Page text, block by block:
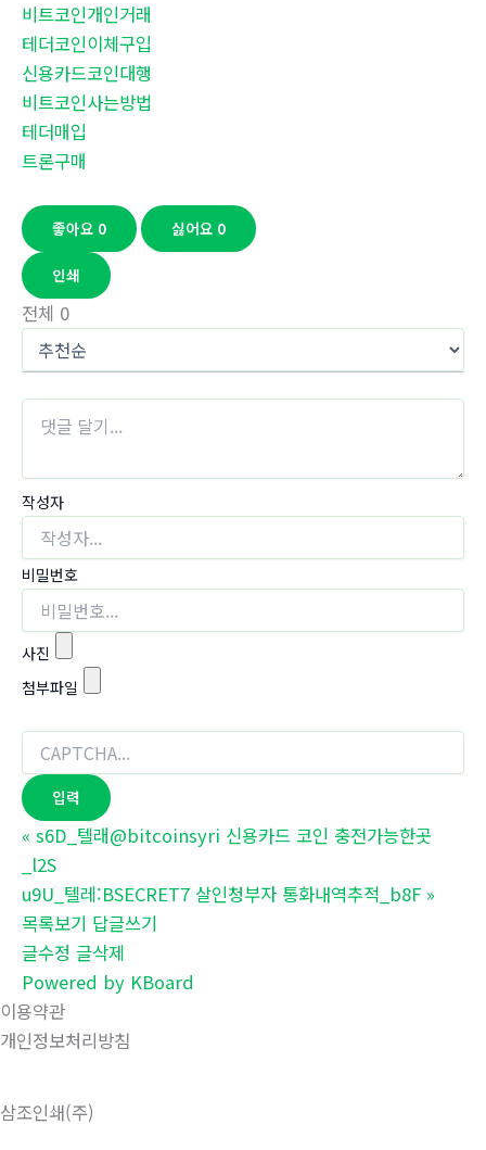
비트코인개인거래
테더코인이체구입
신용카드코인대행
비트코인사는방법
테더매입
트론구매
좋아요 0 싫어요 0
인쇄
전체 0
작성자
비밀번호
사진
첨부파일
« s6D_텔래@bitcoinsyri 신용카드 코인 충전가능한곳
_l2S
u9U_텔레:BSECRET7 살인청부자 통화내역추적_b8F »
목록보기 답글쓰기
글수정 글삭제
Powered by KBoard
이용약관
개인정보처리방침
삼조인쇄(주)